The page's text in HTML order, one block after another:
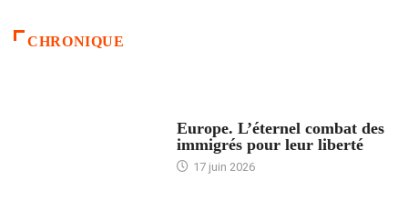
CHRONIQUE
Europe. L’éternel combat des
immigrés pour leur liberté
17 juin 2026